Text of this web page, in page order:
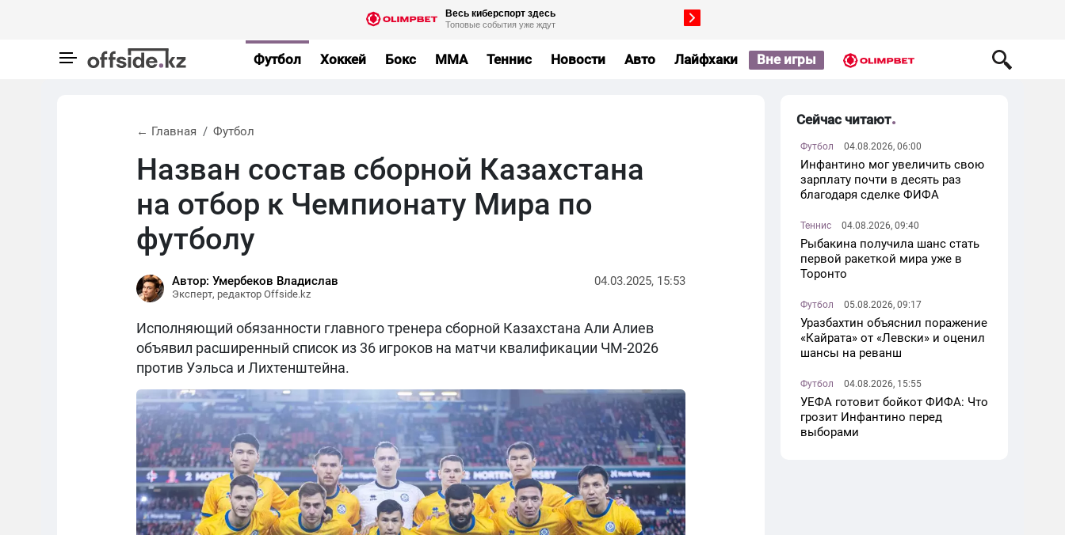
Футбол Хоккей Бокс MMA Теннис Новости Авто Лайфхаки Вне игры
← Главная Футбол
Назван состав сборной Казахстана
на отбор к Чемпионату Мира по
футболу
Автор: Умербеков Владислав
Эксперт, редактор Offside.kz
04.03.2025, 15:53
Исполняющий обязанности главного тренера сборной Казахстана Али Алиев
объявил расширенный список из 36 игроков на матчи квалификации ЧМ-2026
против Уэльса и Лихтенштейна.
Сейчас читают
Футбол 04.08.2026, 06:00
Инфантино мог увеличить свою
зарплату почти в десять раз
благодаря сделке ФИФА
Теннис 04.08.2026, 09:40
Рыбакина получила шанс стать
первой ракеткой мира уже в
Торонто
Футбол 05.08.2026, 09:17
Уразбахтин объяснил поражение
«Кайрата» от «Левски» и оценил
шансы на реванш
Футбол 04.08.2026, 15:55
УЕФА готовит бойкот ФИФА: Что
грозит Инфантино перед
выборами